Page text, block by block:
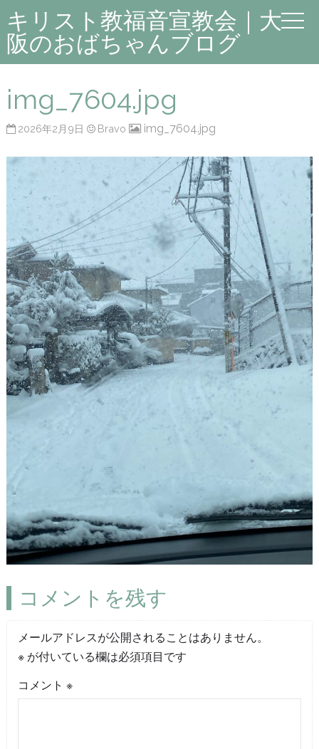
キリスト教福音宣教会｜大
阪のおばちゃんブログ
img_7604.jpg
2026年2月9日 Bravo img_7604.jpg
コメントを残す
メールアドレスが公開されることはありません。
※が付いている欄は必須項目です
コメント ※